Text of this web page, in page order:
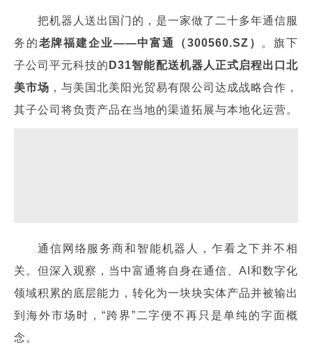
把机器人送出国门的，是一家做了二十多年通信服
务的老牌福建企业——中富通（300560.SZ） 。旗下
子公司平元科技的 D31智能配送机器人正式启程出口北
美市场 ，与美国北美阳光贸易有限公司达成战略合作，
其子公司将负责产品在当地的渠道拓展与本地化运营。
通信网络服务商和智能机器人，乍看之下并不相
关。但深入观察，当中富通将自身在通信、AI和数字化
领域积累的底层能力，转化为一块块实体产品并被输出
到海外市场时，“跨界”二字便不再只是单纯的字面概
念。